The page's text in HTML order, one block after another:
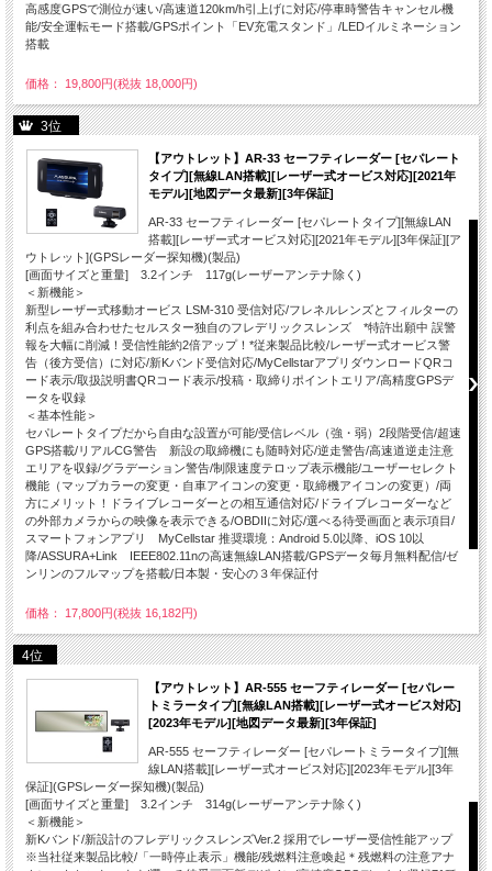
高感度GPSで測位が速い/高速道120km/h引上げに対応/停車時警告キャンセル機
能/安全運転モード搭載/GPSポイント「EV充電スタンド」/LEDイルミネーション
搭載
価格： 19,800円(税抜 18,000円)
3位
【アウトレット】AR-33 セーフティレーダー [セパレート
タイプ][無線LAN搭載][レーザー式オービス対応][2021年
モデル][地図データ最新][3年保証]
AR-33 セーフティレーダー [セパレートタイプ][無線LAN
搭載][レーザー式オービス対応][2021年モデル][3年保証][ア
ウトレット](GPSレーダー探知機)(製品)
[画面サイズと重量] 3.2インチ 117g(レーザーアンテナ除く)
＜新機能＞
新型レーザー式移動オービス LSM-310 受信対応/フレネルレンズとフィルターの
利点を組み合わせたセルスター独自のフレデリックスレンズ *特許出願中 誤警
報を大幅に削減！受信性能約2倍アップ！*従来製品比較/レーザー式オービス警
告（後方受信）に対応/新Kバンド受信対応/MyCellstarアプリダウンロードQRコ
ード表示/取扱説明書QRコード表示/投稿・取締りポイントエリア/高精度GPSデ
ータを収録
＜基本性能＞
セパレートタイプだから自由な設置が可能/受信レベル（強・弱）2段階受信/超速
GPS搭載/リアルCG警告 新設の取締機にも随時対応/逆走警告/高速道逆走注意
エリアを収録/グラデーション警告/制限速度テロップ表示機能/ユーザーセレクト
機能（マップカラーの変更・自車アイコンの変更・取締機アイコンの変更）/両
方にメリット！ドライブレコーダーとの相互通信対応/ドライブレコーダーなど
の外部カメラからの映像を表示できる/OBDIIに対応/選べる待受画面と表示項目/
スマートフォンアプリ MyCellstar 推奨環境：Android 5.0以降、iOS 10以
降/ASSURA+Link IEEE802.11nの高速無線LAN搭載/GPSデータ毎月無料配信/ゼ
ンリンのフルマップを搭載/日本製・安心の３年保証付
価格： 17,800円(税抜 16,182円)
4位
【アウトレット】AR-555 セーフティレーダー [セパレー
トミラータイプ][無線LAN搭載][レーザー式オービス対応]
[2023年モデル][地図データ最新][3年保証]
AR-555 セーフティレーダー [セパレートミラータイプ][無
線LAN搭載][レーザー式オービス対応][2023年モデル][3年
保証](GPSレーダー探知機)(製品)
[画面サイズと重量] 3.2インチ 314g(レーザーアンテナ除く)
＜新機能＞
新Kバンド/新設計のフレデリックスレンズVer.2 採用でレーザー受信性能アップ
※当社従来製品比較/「一時停止表示」機能/残燃料注意喚起＊残燃料の注意アナ